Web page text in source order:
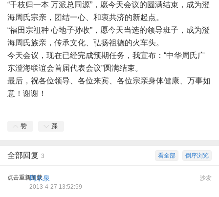
“千枝归一本 万派总同源”，愿今天会议的圆满结束，成为澄
海周氏宗亲，团结一心、和衷共济的新起点。
“福田宗祖种 心地子孙收”，愿今天当选的领导班子，成为澄
海周氏族亲，传承文化、弘扬祖德的火车头。
今天会议，现在已经完成预期任务，我宣布：“中华周氏广
东澄海联谊会首届代表会议”圆满结束。
最后，祝各位领导、各位来宾、各位宗亲身体健康、万事如
意！谢谢！
赞 踩
倒序浏览
看全部
全部回复 3
点击重新加载 沙发
周水泉
2013-4-27 13:52:59